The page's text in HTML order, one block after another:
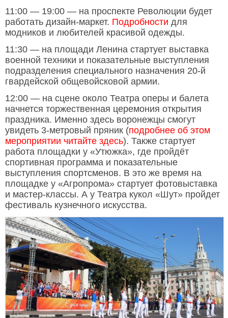
11:00 — 19:00 — на проспекте Революции будет
работать дизайн-маркет. Подробности для
модников и любителей красивой одежды.
11:30 — на площади Ленина стартует выставка
военной техники и показательные выступления
подразделения специального назначения 20-й
гвардейской общевойсковой армии.
12:00 — на сцене около Театра оперы и балета
начнется торжественная церемония открытия
праздника. Именно здесь воронежцы смогут
увидеть 3-метровый пряник (подробнее об этом
мероприятии читайте здесь). Также стартует
работа площадки у «Утюжка», где пройдёт
спортивная программа и показательные
выступления спортсменов. В это же время на
площадке у «Агропрома» стартует фотовыставка
и мастер-классы. А у Театра кукол «Шут» пройдет
фестиваль кузнечного искусства.